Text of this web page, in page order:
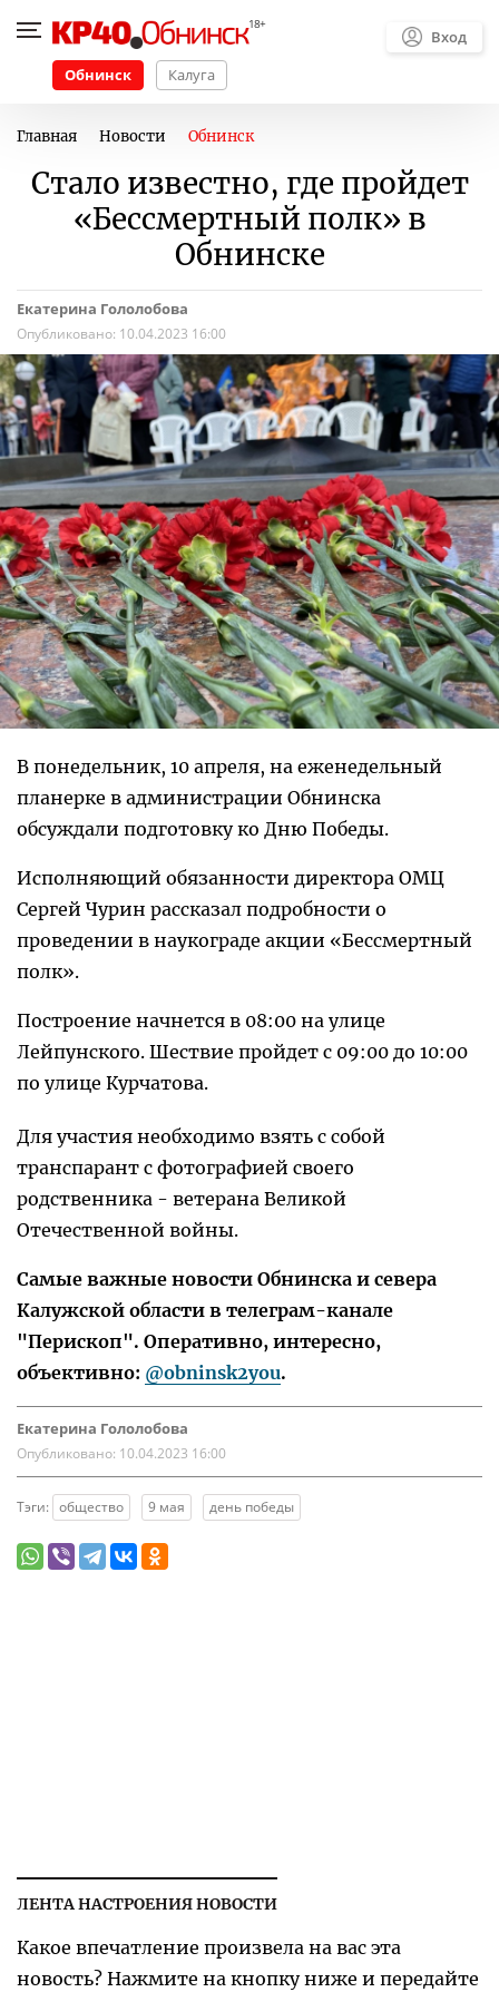
Обнинск Калуга
Вход
Главная Новости Обнинск
Стало известно, где пройдет
«Бессмертный полк» в
Обнинске
Екатерина Гололобова
Опубликовано: 10.04.2023 16:00
В понедельник, 10 апреля, на еженедельный
планерке в администрации Обнинска
обсуждали подготовку ко Дню Победы.
Исполняющий обязанности директора ОМЦ
Сергей Чурин рассказал подробности о
проведении в наукограде акции «Бессмертный
полк».
Построение начнется в 08:00 на улице
Лейпунского. Шествие пройдет с 09:00 до 10:00
по улице Курчатова.
Для участия необходимо взять с собой
транспарант с фотографией своего
родственника - ветерана Великой
Отечественной войны.
Самые важные новости Обнинска и севера
Калужской области в телеграм-канале
"Перископ". Оперативно, интересно,
объективно: @obninsk2you.
Екатерина Гололобова
Опубликовано: 10.04.2023 16:00
Тэги: общество 9 мая день победы
ЛЕНТА НАСТРОЕНИЯ НОВОСТИ
Какое впечатление произвела на вас эта
новость? Нажмите на кнопку ниже и передайте